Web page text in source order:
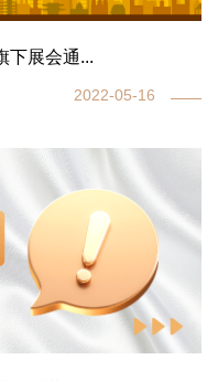
下展会通...
2022-05-16